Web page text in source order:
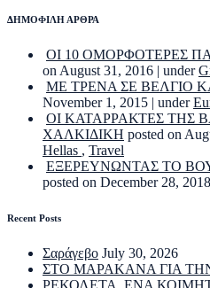
ΔΗΜΟΦΙΛΗ ΑΡΘΡΑ
ΟΙ 10 ΟΜΟΡΦΟΤΕΡΕΣ
on August 31, 2016 | under
ΜΕ ΤΡΕΝΑ ΣΕ ΒΕΛΓΙΟ
November 1, 2015 | under
ΟΙ ΚΑΤΑΡΡΑΚΤΕΣ ΤΗΣ
ΧΑΛΚΙΔΙΚΗ posted on
Hellas , Travel
ΕΞΕΡΕΥΝΩΝΤΑΣ ΤΟ
posted on December 28, 2018
Recent Posts
Σαράγεβο July 30, 2026
ΣΤΟ ΜΑΡΑΚΑΝΑ ΓΙΑ